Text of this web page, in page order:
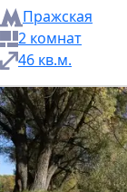
Пражская
2 комнат
46 кв.м.